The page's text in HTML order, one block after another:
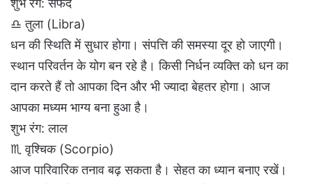
शुभ रंग: सफेद
♎ तुला (Libra)
धन की स्थिति में सुधार होगा। संपत्ति की समस्या दूर हो जाएगी।
स्थान परिवर्तन के योग बन रहे है। किसी निर्धन व्यक्ति को धन का
दान करते हैं तो आपका दिन और भी ज्यादा बेहतर होगा। आज
आपका मध्यम भाग्य बना हुआ है।
शुभ रंग: लाल
♏ वृश्चिक (Scorpio)
आज पारिवारिक तनाव बढ़ सकता है। सेहत का ध्यान बनाए रखें।